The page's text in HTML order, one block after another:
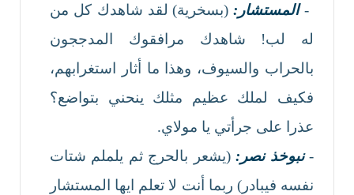
-المستشار: (بسخرية) لقد شاهدك كل من
له لب! شاهدك مرافقوك المدججون
بالحراب والسيوف، وهذا ما أثار استغرابهم،
فكيف لملك عظيم مثلك ينحني بتواضع؟
عذرا على جرأتي يا مولاي.
-نبوخذ نصر:(يشعر بالحرج ثم يلملم شتات
نفسه فيبادر) ربما أنت لا تعلم ايها المستشار